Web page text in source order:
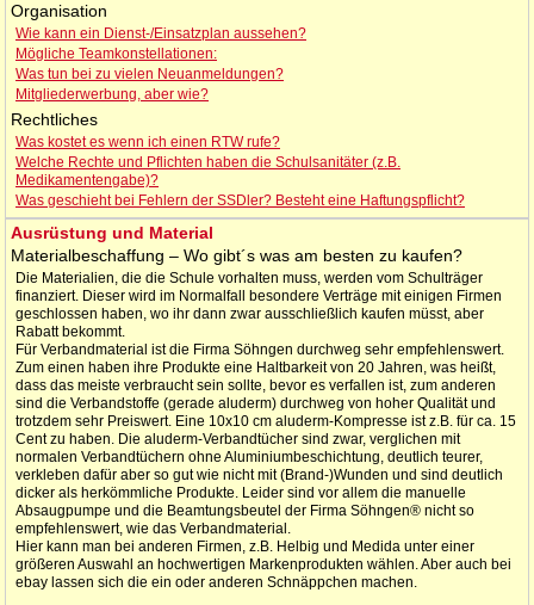
Organisation
Wie kann ein Dienst-/Einsatzplan aussehen?
Mögliche Teamkonstellationen:
Was tun bei zu vielen Neuanmeldungen?
Mitgliederwerbung, aber wie?
Rechtliches
Was kostet es wenn ich einen RTW rufe?
Welche Rechte und Pflichten haben die Schulsanitäter (z.B.
Medikamentengabe)?
Was geschieht bei Fehlern der SSDler? Besteht eine Haftungspflicht?
Ausrüstung und Material
Materialbeschaffung – Wo gibt´s was am besten zu kaufen?
Die Materialien, die die Schule vorhalten muss, werden vom Schulträger
finanziert. Dieser wird im Normalfall besondere Verträge mit einigen Firmen
geschlossen haben, wo ihr dann zwar ausschließlich kaufen müsst, aber
Rabatt bekommt.
Für Verbandmaterial ist die Firma Söhngen durchweg sehr empfehlenswert.
Zum einen haben ihre Produkte eine Haltbarkeit von 20 Jahren, was heißt,
dass das meiste verbraucht sein sollte, bevor es verfallen ist, zum anderen
sind die Verbandstoffe (gerade aluderm) durchweg von hoher Qualität und
trotzdem sehr Preiswert. Eine 10x10 cm aluderm-Kompresse ist z.B. für ca. 15
Cent zu haben. Die aluderm-Verbandtücher sind zwar, verglichen mit
normalen Verbandtüchern ohne Aluminiumbeschichtung, deutlich teurer,
verkleben dafür aber so gut wie nicht mit (Brand-)Wunden und sind deutlich
dicker als herkömmliche Produkte. Leider sind vor allem die manuelle
Absaugpumpe und die Beamtungsbeutel der Firma Söhngen® nicht so
empfehlenswert, wie das Verbandmaterial.
Hier kann man bei anderen Firmen, z.B. Helbig und Medida unter einer
größeren Auswahl an hochwertigen Markenprodukten wählen. Aber auch bei
ebay lassen sich die ein oder anderen Schnäppchen machen.